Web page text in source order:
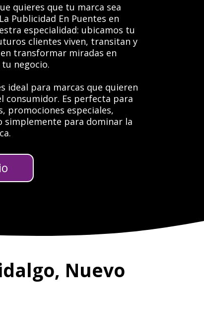
quieres que tu marca sea
Publicidad En Puentes en
especialidad: ubicamos tu
clientes viven, transitan y
transformar miradas en
negocio.
ideal para marcas que quieren
consumidor. Es perfecta para
promociones especiales,
simplemente para dominar la
Nuevo